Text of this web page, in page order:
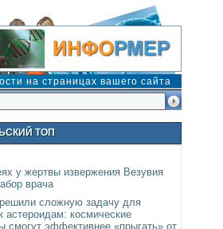
на страницах вашего сайта
ТОП
у жертвы извержения Везувия
врача
сложную задачу для
астероидам: космические
смогут эффективнее «прыгать» от